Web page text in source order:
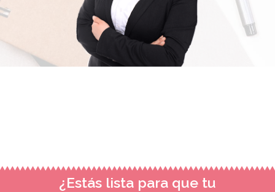
¿Estás lista para que tu